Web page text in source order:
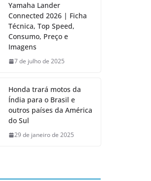
Yamaha Lander
Connected 2026 | Ficha
Técnica, Top Speed,
Consumo, Preço e
Imagens
7 de julho de 2025
Honda trará motos da
Índia para o Brasil e
outros países da América
do Sul
29 de janeiro de 2025